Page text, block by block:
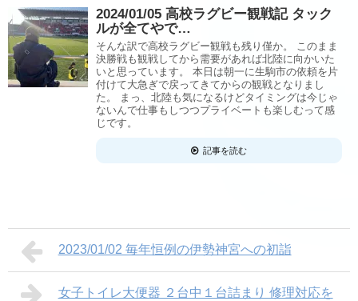
2024/01/05 高校ラグビー観戦記 タック
ルが全てやで…
そんな訳で高校ラグビー観戦も残り僅か。 このまま
決勝戦も観戦してから需要があれば北陸に向かいた
いと思っています。 本日は朝一に生駒市の依頼を片
付けて大急ぎで戻ってきてからの観戦となりまし
た。 まっ、北陸も気になるけどタイミングは今じゃ
ないんで仕事もしつつプライベートも楽しむって感
じです。
記事を読む
2023/01/02 毎年恒例の伊勢神宮への初詣
女子トイレ大便器 ２台中１台詰まり 修理対応を